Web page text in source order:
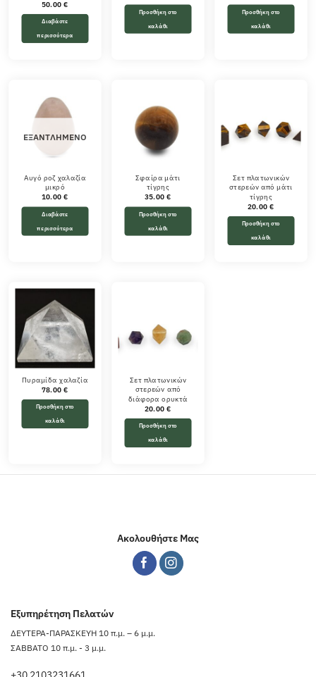
50.00€
Διαβάστε
περισσότερα
Προσθήκη στο
καλάθι
Προσθήκη στο
καλάθι
ΕΞΑΝΤΛΗΜΈΝΟ
Αυγό ροζ χαλαζία
μικρό
10.00€
Διαβάστε
περισσότερα
Σφαίρα μάτι
τίγρης
35.00€
Προσθήκη στο
καλάθι
Σετ πλατωνικών
στερεών από μάτι
τίγρης
20.00€
Προσθήκη στο
καλάθι
Πυραμίδα χαλαζία
78.00€
Προσθήκη στο
καλάθι
Σετ πλατωνικών
στερεών από
διάφορα ορυκτά
20.00€
Προσθήκη στο
καλάθι
Ακολουθήστε Μας
Εξυπηρέτηση Πελατών
ΔΕΥΤΕΡΑ-ΠΑΡΑΣΚΕΥΗ 10 π.μ. – 6 μ.μ.
ΣΑΒΒΑΤΟ 10 π.μ. - 3 μ.μ.